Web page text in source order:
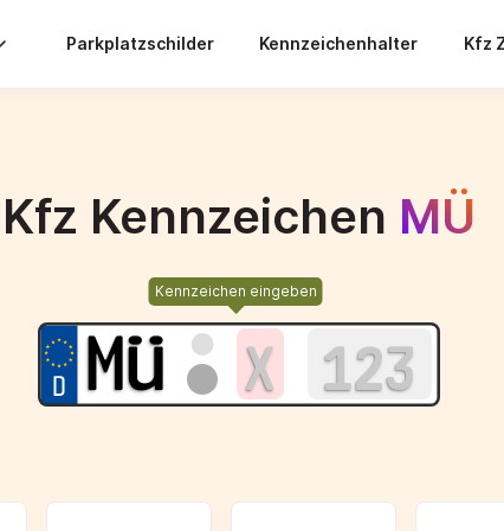
Parkplatzschilder Kennzeichenhalter Kfz
Kfz Kennzeichen MÜ
Kennzeichen eingeben